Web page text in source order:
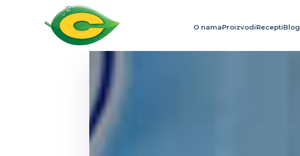
O namaProizvodiReceptiBlog